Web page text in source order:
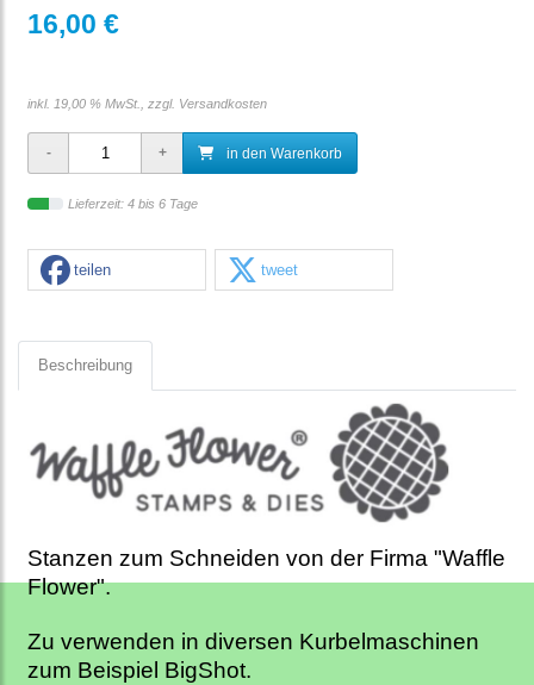
16,00 €
inkl. 19,00 % MwSt., zzgl. Versandkosten
in den Warenkorb
Lieferzeit: 4 bis 6 Tage
teilen tweet
Beschreibung
Stanzen zum Schneiden von der Firma "Waffle
Flower".
Zu verwenden in diversen Kurbelmaschinen
zum Beispiel BigShot.